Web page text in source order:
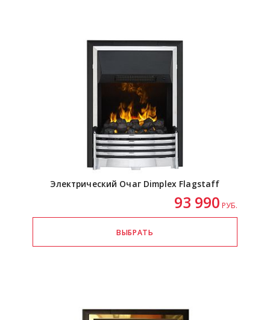
Электрический Очаг Dimplex Flagstaff
93 990 РУБ.